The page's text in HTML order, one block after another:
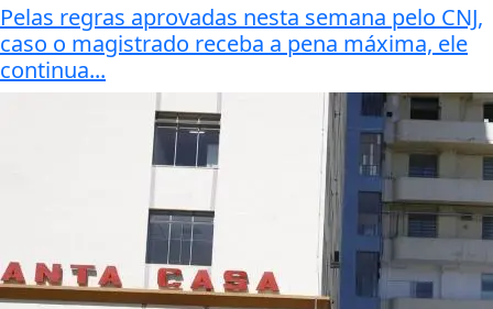
Pelas regras aprovadas nesta semana pelo CNJ,
caso o magistrado receba a pena máxima, ele
continua...